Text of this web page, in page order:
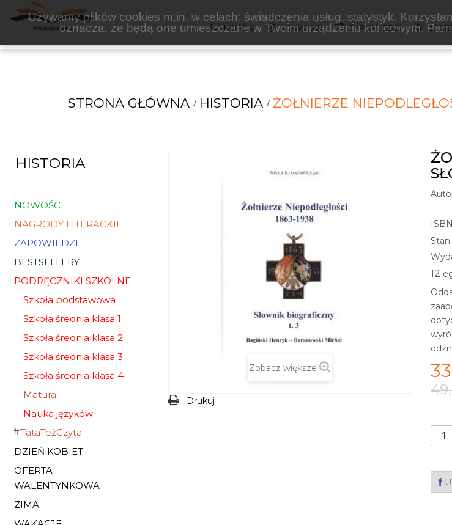
ZBROJA
Używamy plików cookies m.in. w celach: świadczenia usług, statystyk.
oznacza, że będą one umieszczane w Twoim urządzeniu końcowym.
KSIĄŻKI NOWOŚCI ZAPOWIEDZI
STRONA GŁÓWNA HISTORIA ŻOŁNIERZE
HISTORIA
NOWOŚCI
NAGRODY LITERACKIE
ZAPOWIEDZI
BESTSELLERY
PODRĘCZNIKI SZKOLNE
Szkoła podstawowa
Szkoła średnia klasa 1
Szkoła średnia klasa 2
Szkoła średnia klasa 3
Szkoła średnia klasa 4
Matura
Nauka języków
TataTeżCzyta
DZIEŃ KOBIET
OFERTA
WALENTYNKOWA
ZIMA
Zobacz większe
Drukuj
ISBN
Stan
12